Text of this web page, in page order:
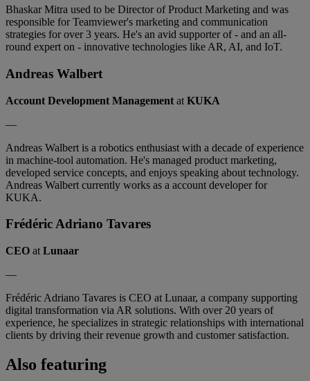
Bhaskar Mitra used to be Director of Product Marketing and was
responsible for Teamviewer's marketing and communication
strategies for over 3 years. He's an avid supporter of - and an all-
round expert on - innovative technologies like AR, AI, and IoT.
Andreas Walbert
Account Development Management at KUKA
—
Andreas Walbert is a robotics enthusiast with a decade of experience
in machine-tool automation. He's managed product marketing,
developed service concepts, and enjoys speaking about technology.
Andreas Walbert currently works as a account developer for
KUKA.
Frédéric Adriano Tavares
CEO at Lunaar
—
Frédéric Adriano Tavares is CEO at Lunaar, a company supporting
digital transformation via AR solutions. With over 20 years of
experience, he specializes in strategic relationships with international
clients by driving their revenue growth and customer satisfaction.
Also featuring